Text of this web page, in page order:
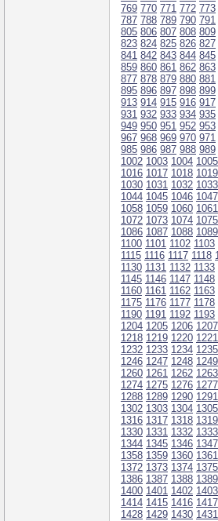
769 770 771 772 773
787 788 789 790 791
805 806 807 808 809
823 824 825 826 827
841 842 843 844 845
859 860 861 862 863
877 878 879 880 881
895 896 897 898 899
913 914 915 916 917
931 932 933 934 935
949 950 951 952 953
967 968 969 970 971
985 986 987 988 989
1002 1003 1004 1005
1016 1017 1018 1019
1030 1031 1032 1033
1044 1045 1046 1047
1058 1059 1060 1061
1072 1073 1074 1075
1086 1087 1088 1089
1100 1101 1102 1103
1115 1116 1117 1118
1130 1131 1132 1133
1145 1146 1147 1148
1160 1161 1162 1163
1175 1176 1177 1178
1190 1191 1192 1193
1204 1205 1206 1207
1218 1219 1220 1221
1232 1233 1234 1235
1246 1247 1248 1249
1260 1261 1262 1263
1274 1275 1276 1277
1288 1289 1290 1291
1302 1303 1304 1305
1316 1317 1318 1319
1330 1331 1332 1333
1344 1345 1346 1347
1358 1359 1360 1361
1372 1373 1374 1375
1386 1387 1388 1389
1400 1401 1402 1403
1414 1415 1416 1417
1428 1429 1430 1431